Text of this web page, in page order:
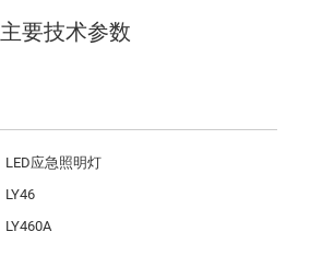
主要技术参数
LED应急照明灯
LY46
LY460A